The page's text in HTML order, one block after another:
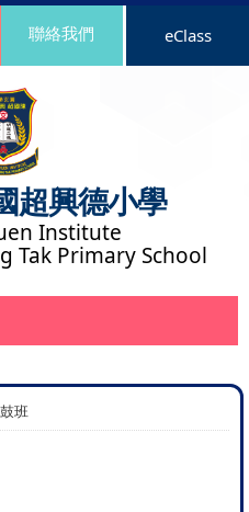
超興德小學
Institute
Tak Primary School
聯絡我們 eClass
班